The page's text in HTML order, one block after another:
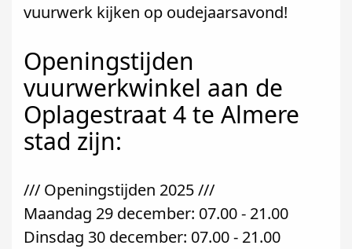
vuurwerk kijken op oudejaarsavond!
Openingstijden
vuurwerkwinkel aan de
Oplagestraat 4 te Almere
stad zijn:
/// Openingstijden 2025 ///
Maandag 29 december: 07.00 - 21.00
Dinsdag 30 december: 07.00 - 21.00